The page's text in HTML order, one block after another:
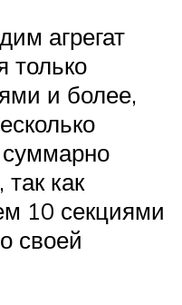
агрегат
только
и более,
суммарно
как
10 секциями
своей